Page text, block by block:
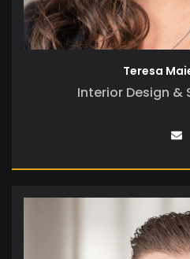
Teresa
Interior Design &